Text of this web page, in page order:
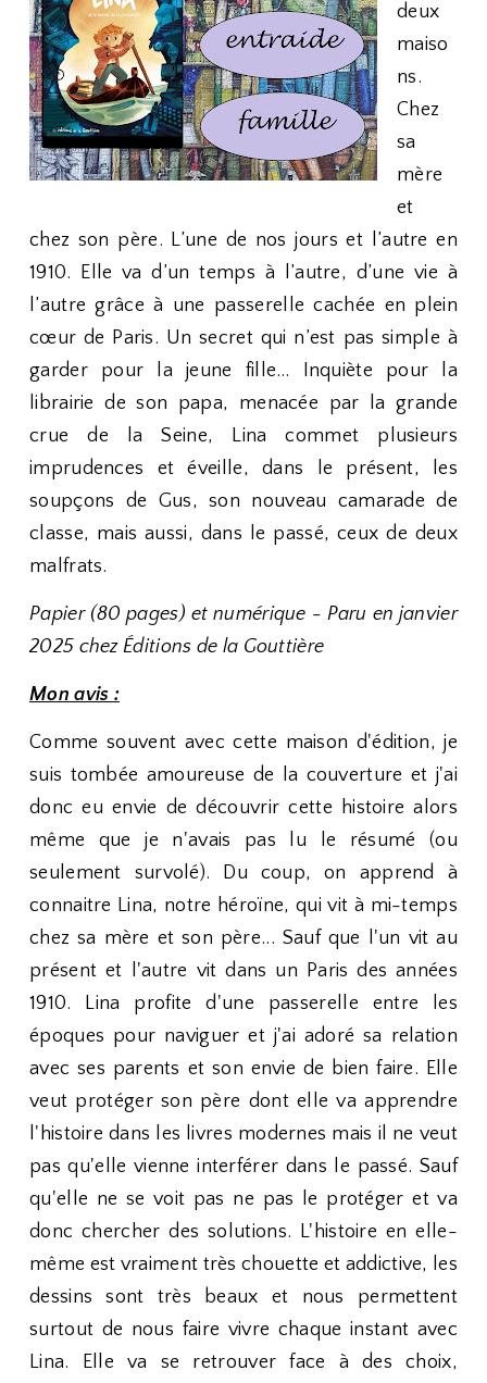
deux
maiso
ns.
Chez
sa
mère
et
chez son père. L’une de nos jours et l’autre en
1910. Elle va d’un temps à l’autre, d’une vie à
l’autre grâce à une passerelle cachée en plein
cœur de Paris. Un secret qui n’est pas simple à
garder pour la jeune fille… Inquiète pour la
librairie de son papa, menacée par la grande
crue de la Seine, Lina commet plusieurs
imprudences et éveille, dans le présent, les
soupçons de Gus, son nouveau camarade de
classe, mais aussi, dans le passé, ceux de deux
malfrats.
Papier (80 pages) et numérique - Paru en janvier
2025 chez Éditions de la Gouttière
Mon avis :
Comme souvent avec cette maison d'édition, je
suis tombée amoureuse de la couverture et j'ai
donc eu envie de découvrir cette histoire alors
même que je n'avais pas lu le résumé (ou
seulement survolé). Du coup, on apprend à
connaitre Lina, notre héroïne, qui vit à mi-temps
chez sa mère et son père... Sauf que l'un vit au
présent et l'autre vit dans un Paris des années
1910. Lina profite d'une passerelle entre les
époques pour naviguer et j'ai adoré sa relation
avec ses parents et son envie de bien faire. Elle
veut protéger son père dont elle va apprendre
l'histoire dans les livres modernes mais il ne veut
pas qu'elle vienne interférer dans le passé. Sauf
qu'elle ne se voit pas ne pas le protéger et va
donc chercher des solutions. L'histoire en elle-
même est vraiment très chouette et addictive, les
dessins sont très beaux et nous permettent
surtout de nous faire vivre chaque instant avec
Lina. Elle va se retrouver face à des choix,